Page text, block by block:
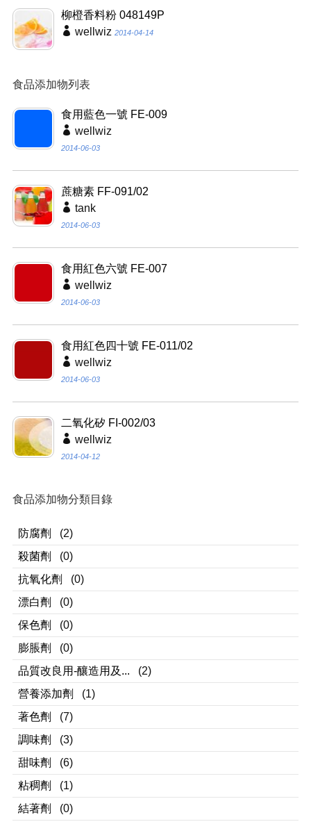
柳橙香料粉 048149P
wellwiz 2014-04-14
食品添加物列表
食用藍色一號 FE-009
wellwiz
2014-06-03
蔗糖素 FF-091/02
tank
2014-06-03
食用紅色六號 FE-007
wellwiz
2014-06-03
食用紅色四十號 FE-011/02
wellwiz
2014-06-03
二氧化矽 FI-002/03
wellwiz
2014-04-12
食品添加物分類目錄
防腐劑
(2)
殺菌劑
(0)
抗氧化劑
(0)
漂白劑
(0)
保色劑
(0)
膨脹劑
(0)
品質改良用-釀造用及...
(2)
營養添加劑
(1)
著色劑
(7)
調味劑
(3)
甜味劑
(6)
粘稠劑
(1)
結著劑
(0)